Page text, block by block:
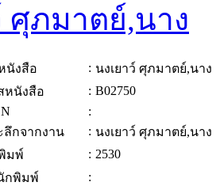
ศุภมาตย์,นาง
นังสือ : นงเยาว์ ศุภมาตย์,นาง
หนังสือ
: B02750
:
ลึกจากงาน
: นงเยาว์ ศุภมาตย์,นาง
มพ์
: 2530
กพิมพ์
: